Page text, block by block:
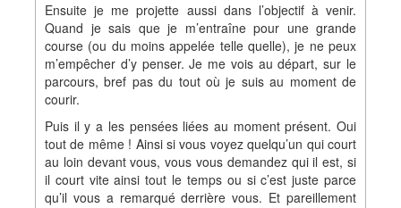
Ensuite je me projette aussi dans l’objectif à venir.
Quand je sais que je m’entraîne pour une grande
course (ou du moins appelée telle quelle), je ne peux
m’empêcher d’y penser. Je me vois au départ, sur le
parcours, bref pas du tout où je suis au moment de
courir.
Puis il y a les pensées liées au moment présent. Oui
tout de même ! Ainsi si vous voyez quelqu’un qui court
au loin devant vous, vous vous demandez qui il est, si
il court vite ainsi tout le temps ou si c’est juste parce
qu’il vous a remarqué derrière vous. Et pareillement